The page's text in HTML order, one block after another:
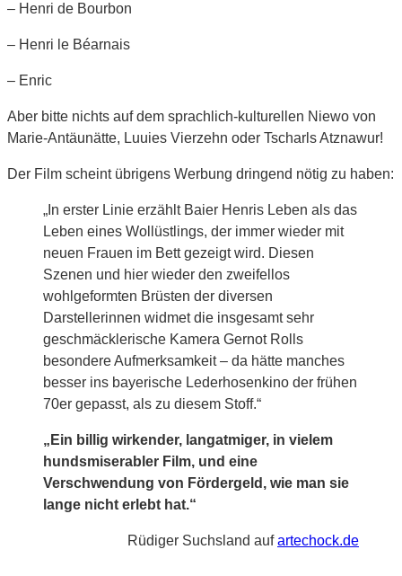
– Henri de Bourbon
– Henri le Béarnais
– Enric
Aber bitte nichts auf dem sprachlich-kulturellen Niewo von
Marie-Antäunätte, Luuies Vierzehn oder Tscharls Atznawur!
Der Film scheint übrigens Werbung dringend nötig zu haben:
„In erster Linie erzählt Baier Henris Leben als das
Leben eines Wollüstlings, der immer wieder mit
neuen Frauen im Bett gezeigt wird. Diesen
Szenen und hier wieder den zweifellos
wohlgeformten Brüsten der diversen
Darstellerinnen widmet die insgesamt sehr
geschmäcklerische Kamera Gernot Rolls
besondere Aufmerksamkeit – da hätte manches
besser ins bayerische Lederhosenkino der frühen
70er gepasst, als zu diesem Stoff.“
„Ein billig wirkender, langatmiger, in vielem
hundsmiserabler Film, und eine
Verschwendung von Fördergeld, wie man sie
lange nicht erlebt hat.“
Rüdiger Suchsland aufartechock.de